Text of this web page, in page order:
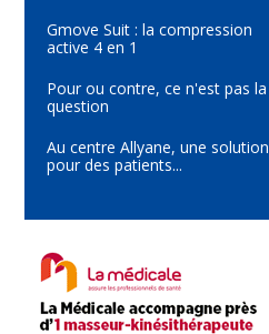
Gmove Suit : la compression
active 4 en 1
Pour ou contre, ce n'est pas la
question
Au centre Allyane, une solution
pour des patients...